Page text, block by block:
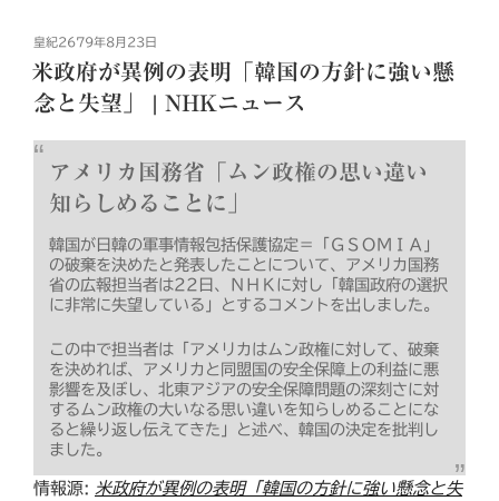
投
稿
日:
皇紀2679年8月23日
米政府が異例の表明「韓国の方針に強い懸
念と失望」 | NHKニュース
アメリカ国務省「ムン政権の思い違い
知らしめることに」
韓国が日韓の軍事情報包括保護協定＝「ＧＳＯＭＩＡ」
の破棄を決めたと発表したことについて、アメリカ国務
省の広報担当者は22日、ＮＨＫに対し「韓国政府の選択
に非常に失望している」とするコメントを出しました。
この中で担当者は「アメリカはムン政権に対して、破棄
を決めれば、アメリカと同盟国の安全保障上の利益に悪
影響を及ぼし、北東アジアの安全保障問題の深刻さに対
するムン政権の大いなる思い違いを知らしめることにな
ると繰り返し伝えてきた」と述べ、韓国の決定を批判し
ました。
情報源: 米政府が異例の表明「韓国の方針に強い懸念と失